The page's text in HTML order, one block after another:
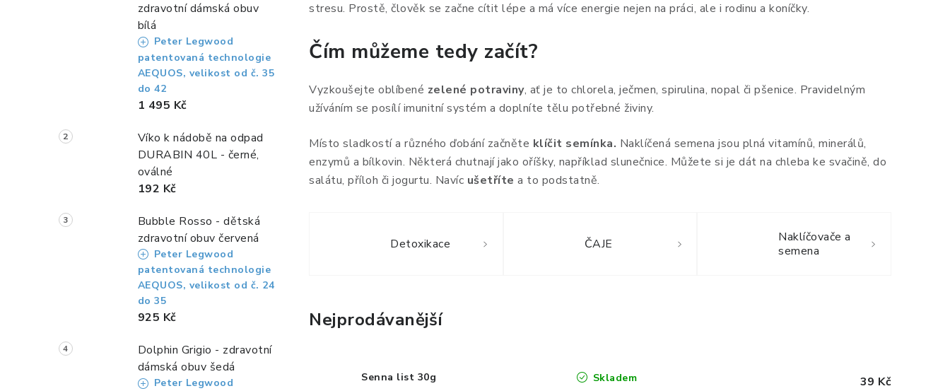
zdravotní dámská obuv
bílá
Peter Legwood
patentovaná technologie
AEQUOS, velikost od č. 35
do 42
1 495 Kč
Víko k nádobě na odpad
DURABIN 40L - černé,
oválné
192 Kč
Bubble Rosso - dětská
zdravotní obuv červená
Peter Legwood
patentovaná technologie
AEQUOS, velikost od č. 24
do 35
925 Kč
Dolphin Grigio - zdravotní
dámská obuv šedá
Peter Legwood
stresu. Prostě, člověk se začne cítit lépe a má více energie nejen na práci, ale i rodinu a koníčky.
Čím můžeme tedy začít?
Vyzkoušejte oblíbené zelené potraviny, ať je to chlorela, ječmen, spirulina, nopal či pšenice. Pravidelným
užíváním se posílí imunitní systém a doplníte tělu potřebné živiny.
Místo sladkostí a různého ďobání začněte klíčit semínka. Naklíčená semena jsou plná vitamínů, minerálů,
enzymů a bílkovin. Některá chutnají jako oříšky, například slunečnice. Můžete si je dát na chleba ke svačině, do
salátu, příloh či jogurtu. Navíc ušetříte a to podstatně.
Detoxikace ČAJE
Naklíčovače a
semena
Nejprodávanější
Senna list 30g Skladem 39 Kč